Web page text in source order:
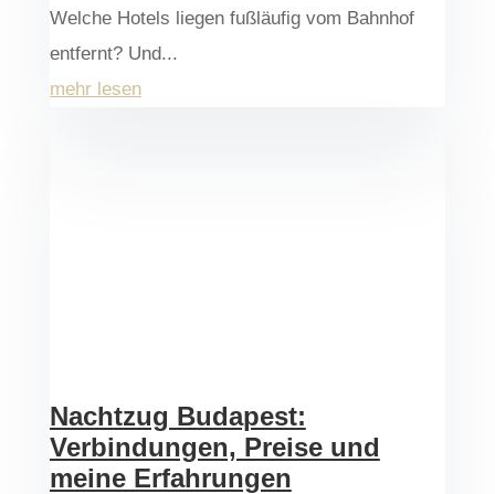
Welche Hotels liegen fußläufig vom Bahnhof
entfernt? Und...
mehr lesen
Nachtzug Budapest:
Verbindungen, Preise und
meine Erfahrungen